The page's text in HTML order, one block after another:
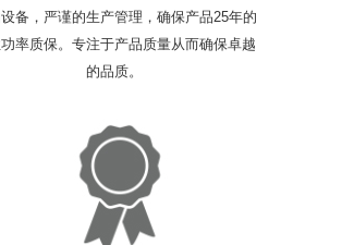
备，严谨的生产管理，确保产品25年的
率质保。专注于产品质量从而确保卓越
的品质。